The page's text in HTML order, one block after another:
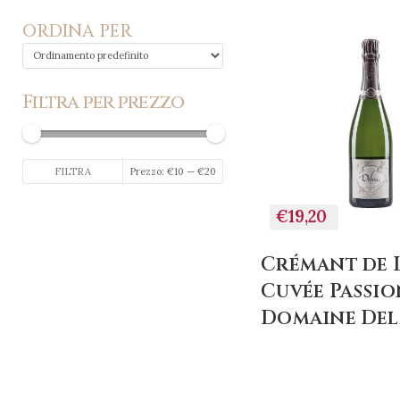
ORDINA PER
Filtra per prezzo
Prezzo
Min
Prezzo
Max
FILTRA Prezzo: €10 — €20
€19,20
Crémant de
Cuvée
Domaine